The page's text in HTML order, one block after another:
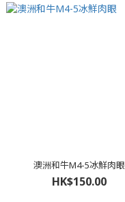
澳洲和牛M4-5冰鮮肉眼
HK$150.00